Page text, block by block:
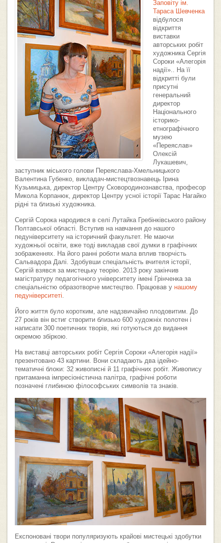
Заповіту ім.
Тараса Шевченка
відбулося
відкриття
виставки
авторських робіт
художника Сергія
Сороки «Алегорія
надії».. На її
відкритті були
присутні
генеральний
директор
Національного
історико-
етнографічного
музею
«Переяслав»
Олексій
Лукашевич,
заступник міського голови Переяслава-Хмельницького
Валентина Губенко, викладач-мистецтвознавець Ірина
Кузьмицька, директор Центру Сковородинознавства, професор
Микола Корпанюк, директор Центру усної історії Тарас Нагайко
рідні та близькі художника.
Сергій Сорока народився в селі Лутайка Гребінківського району
Полтавської області. Вступив на навчання до нашого
педуніверситету на історичний факультет. Не маючи
художньої освіти, вже тоді викладав свої думки в графічних
зображеннях. На його ранні роботи мала вплив творчість
Сальвадора Далі. Здобувши спеціальність вчителя історії,
Сергій взявся за мистецьку теорію. 2013 року закінчив
магістратуру педагогічного університету імені Грінченка за
спеціальністю образотворче мистецтво. Працював у нашому
педуніверситеті.
Його життя було коротким, але надзвичайно плодовитим. До
27 років він встиг створити близько 600 художніх полотен і
написати 300 поетичних творів, які готуються до видання
окремою збіркою.
На виставці авторських робіт Сергія Сороки «Алегорія надії»
презентовано 43 картини. Вони складають два ідейно-
тематичні блоки: 32 живописні й 11 графічних робіт. Живопису
притаманна імпресіоністична палітра, графічні роботи
позначені глибиною філософських символів та знаків.
Експоновані твори популяризують крайові мистецькі здобутки